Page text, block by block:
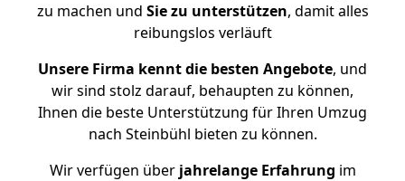
zu machen und Sie zu unterstützen, damit alles
reibungslos verläuft
Unsere Firma kennt die besten Angebote, und
wir sind stolz darauf, behaupten zu können,
Ihnen die beste Unterstützung für Ihren Umzug
nach Steinbühl bieten zu können.
Wir verfügen überjahrelange Erfahrung im